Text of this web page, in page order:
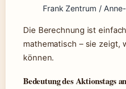
Frank Zentrum /
Die Berechnung ist
mathematisch – sie zeigt,
können.
Bedeutung des Aktionstags